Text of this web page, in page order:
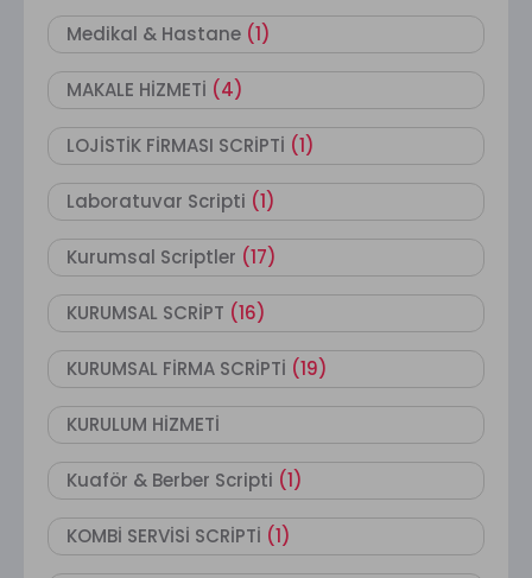
Medikal & Hastane (1)
MAKALE HİZMETİ (4)
LOJİSTİK FİRMASI SCRİPTİ (1)
Laboratuvar Scripti (1)
Kurumsal Scriptler (17)
KURUMSAL SCRİPT (16)
KURUMSAL FİRMA SCRİPTİ (19)
KURULUM HİZMETİ
Kuaför & Berber Scripti (1)
KOMBİ SERVİSİ SCRİPTİ (1)